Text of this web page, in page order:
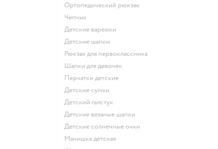
Ортопедический рюкзак
Чепчик
Детские варежки
Детские шапки
Рюкзак для первоклассника
Шапки для девочек
Перчатки детские
Детские сумки
Детский галстук
Детские вязаные шапки
Детские солнечные очки
Манишка детская